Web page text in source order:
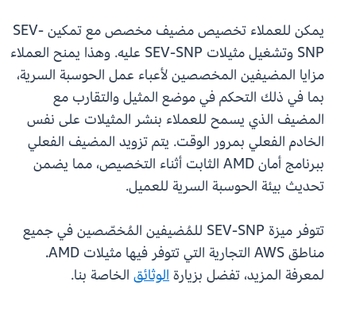
يمكن للعملاء تخصيص مضيف مخصص مع تمكين SEV-
SNP وتشغيل مثيلات SEV-SNP عليه. وهذا يمنح العملاء
مزايا المضيفين المخصصين لأعباء عمل الحوسبة السرية،
بما في ذلك التحكم في موضع المثيل والتقارب مع
المضيف الذي يسمح للعملاء بنشر المثيلات على نفس
الخادم الفعلي بمرور الوقت. يتم تزويد المضيف الفعلي
ببرنامج أمان AMD الثابت أثناء التخصيص، مما يضمن
تحديث بيئة الحوسبة السرية للعميل.
تتوفر ميزة SEV-SNP للمُضيفين المُخصّصين في جميع
مناطق AWS التجارية التي تتوفر فيها مثيلات AMD.
لمعرفة المزيد، تفضل بزيارةالوثائق الخاصة بنا.